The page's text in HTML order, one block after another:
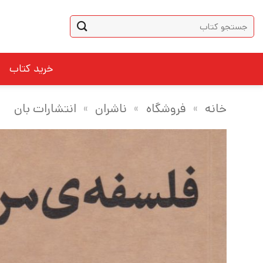
content
جستجو
برای:
خرید کتاب
خانه » فروشگاه » ناشران » انتشارات بان